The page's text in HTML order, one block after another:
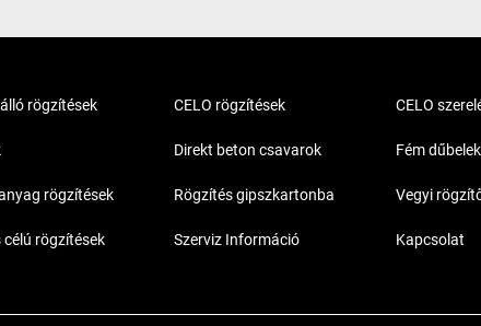
rögzítések
rögzítések
rögzítések
CELO rögzítések
Direkt beton csavarok
Rögzítés gipszkartonba
Szerviz Információ
CELO
Fém
Vegyi
Kapcsolat